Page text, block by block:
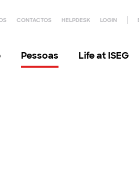
CONTACTOS HELPDESK LOGIN
Pessoas Life at ISEG